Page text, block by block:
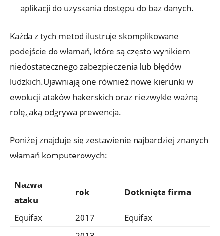
aplikacji do uzyskania dostępu do baz​ danych.
Każda z tych ​metod ⁤ilustruje skomplikowane
podejście do włamań, ‍które ‌są⁤ często ⁤wynikiem
niedostatecznego zabezpieczenia lub błędów
ludzkich.Ujawniają ⁢one również‌ nowe⁢ kierunki​ w
⁣ewolucji ataków⁣ hakerskich oraz ​niezwykle⁤ ważną
rolę,jaką ​odgrywa prewencja.
Poniżej znajduje się zestawienie ‌najbardziej ⁤znanych
włamań komputerowych:
Nazwa
ataku
rok Dotknięta firma
Equifax 2017 Equifax